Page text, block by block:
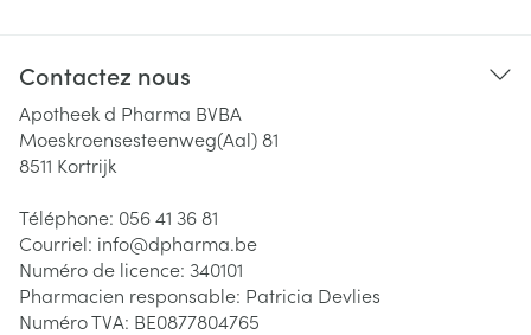
Contactez nous
Apotheek d Pharma BVBA
Moeskroensesteenweg(Aal) 81
8511 Kortrijk
Téléphone: 056 41 36 81
Courriel: info@dpharma.be
Numéro de licence: 340101
Pharmacien responsable: Patricia Devlies
Numéro TVA: BE0877804765